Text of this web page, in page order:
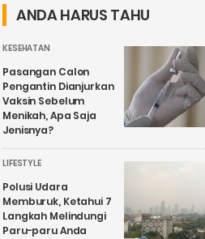
ANDA HARUS TAHU
KESEHATAN
Pasangan Calon
Pengantin Dianjurkan
Vaksin Sebelum
Menikah, Apa Saja
Jenisnya?
LIFESTYLE
Polusi Udara
Memburuk, Ketahui 7
Langkah Melindungi
Paru-paru Anda